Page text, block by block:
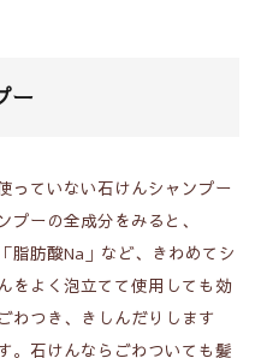
ー
っていない石けんシャンプー
プーの全成分をみると、
脂肪酸Na」など、きわめてシ
をよく泡立てて使用しても効
わつき、きしんだりします
。石けんならごわついても髪